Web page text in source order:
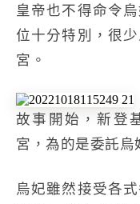
皇帝也不得命令
位十分特別，很
宮。
故事開始，新登
宮，為的是委託烏
烏妃雖然接受各